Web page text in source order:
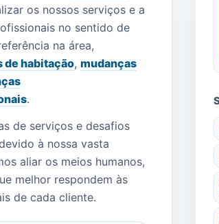
os nossos serviços e a
no sentido de
na área,
de habitação,mudanças
.
de serviços e desafios
à nossa vasta
aliar os meios humanos,
melhor respondem às
de cada cliente.